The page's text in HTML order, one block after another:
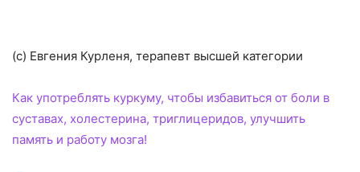
(с) Евгения Курленя, терапевт высшей категории
Как употреблять куркуму, чтобы избавиться от боли в
суставах, холестерина, триглицеридов, улучшить
память и работу мозга!